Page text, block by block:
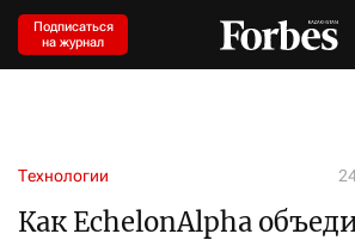
Подписаться
на журнал
Технологии
Как EchelonAlpha